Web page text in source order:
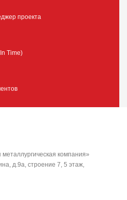
проекта
Time)
компания»
д.9а, строение 7, 5 этаж,